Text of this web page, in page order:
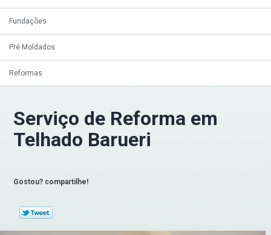
Fundações
Pré Moldados
Reformas
Serviço de Reforma em
Telhado Barueri
Gostou? compartilhe!